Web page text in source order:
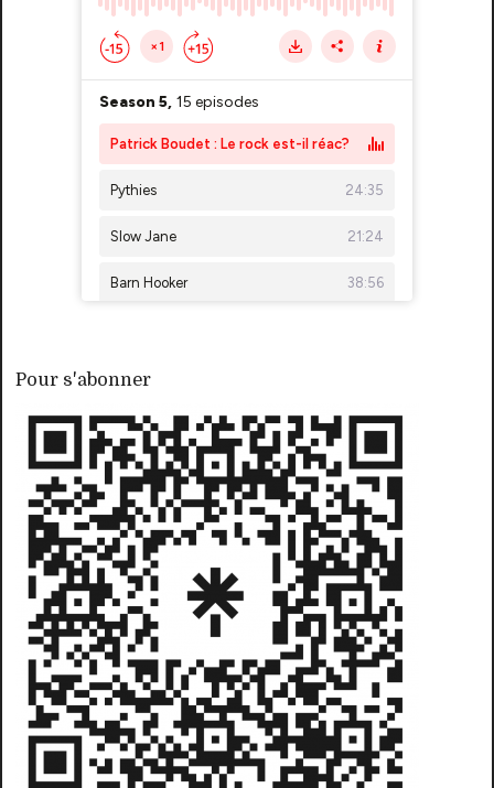
Pour s'abonner